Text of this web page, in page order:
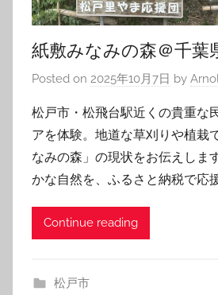
紙敷みなみの森＠千葉
Posted on 2025年10月7日 by
松戸市・松飛台駅近くの貴重な
アを体験。地道な草刈りや植栽
なみの森」の現状をお伝えしま
かな自然を、ふるさと納税で応
Continue reading
松戸市